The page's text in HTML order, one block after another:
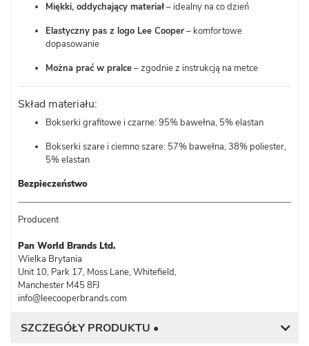
Miękki, oddychający materiał– idealny na co dzień
Elastyczny pas z logo Lee Cooper– komfortowe
dopasowanie
Można prać w pralce– zgodnie z instrukcją na metce
Skład materiału:
Bokserki grafitowe i czarne: 95% bawełna, 5% elastan
Bokserki szare i ciemno szare: 57% bawełna, 38% poliester,
5% elastan
Bezpieczeństwo
Producent
Pan World Brands Ltd.
Wielka Brytania
Unit 10, Park 17, Moss Lane, Whitefield,
Manchester M45 8FJ
info@leecooperbrands.com
SZCZEGÓŁY PRODUKTU •